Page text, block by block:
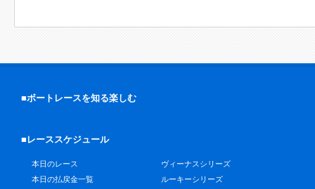
■ボートレースを知る楽しむ
■レーススケジュール
本日のレース
本日の払戻金一覧
ヴィーナスシリーズ
ルーキーシリーズ